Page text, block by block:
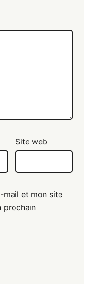
Site web
mail et mon site
prochain